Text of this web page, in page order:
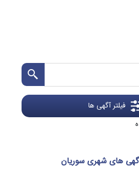
فیلتر آگهی ها
های شهری سوریان